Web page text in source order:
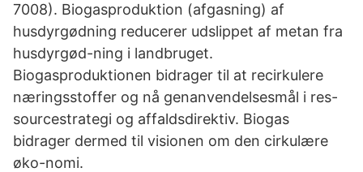
7008). Biogasproduktion (afgasning) af
husdyrgødning reducerer udslippet af metan fra
husdyrgød-ning i landbruget.
Biogasproduktionen bidrager til at recirkulere
næringsstoffer og nå genanvendelsesmål i res-
sourcestrategi og affaldsdirektiv. Biogas
bidrager dermed til visionen om den cirkulære
øko-nomi.